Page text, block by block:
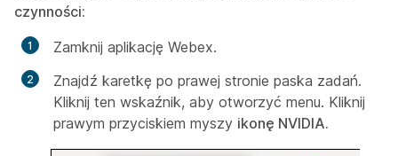
czynności:
Zamknij aplikację Webex.
Znajdź karetkę po prawej stronie paska zadań.
Kliknij ten wskaźnik, aby otworzyć menu. Kliknij
prawym przyciskiem myszy ikonę NVIDIA.